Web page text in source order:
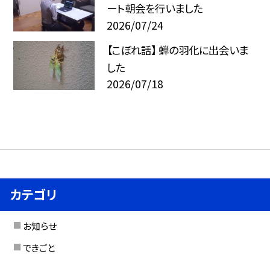
ート朝会を行いました
2026/07/24
【こぼれ話】 蝉の羽化に出会いま
した
2026/07/18
カテゴリ
お知らせ
できごと